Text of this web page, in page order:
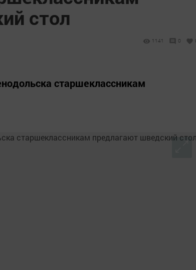
стол
1141 0
старшеклассникам